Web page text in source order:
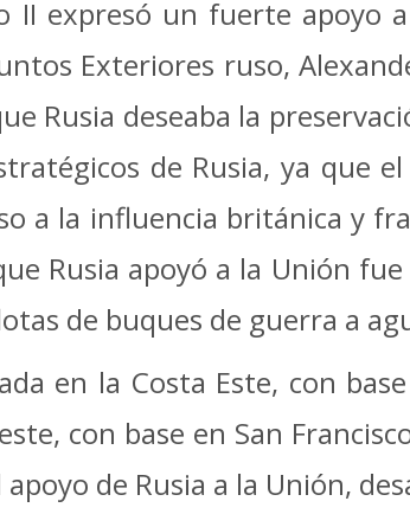
II expresó un fuerte apoyo
Exteriores ruso,
Rusia deseaba la
de Rusia, ya que
a la influencia británica y
Rusia apoyó a la Unión
de buques de guerra a
en la Costa Este, con
con base en San
de Rusia a la Unión,